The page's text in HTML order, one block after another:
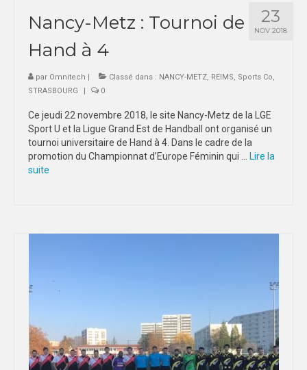
23
NOV 2018
Nancy-Metz : Tournoi de
Hand à 4
par Omnitech | Classé dans : NANCY-METZ, REIMS, Sports Co,
STRASBOURG
| 0
Ce jeudi 22 novembre 2018, le site Nancy-Metz de la LGE
Sport U et la Ligue Grand Est de Handball ont organisé un
tournoi universitaire de Hand à 4. Dans le cadre de la
promotion du Championnat d’Europe Féminin qui …
Lire la
suite­­